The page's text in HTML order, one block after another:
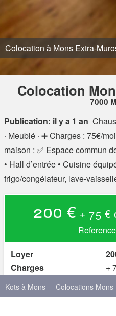
Kots à Mons Colocations Mons
Colocation à Mons Extra-
Colocation
7000
Publication: il y a 1 an
∙ Meublé ∙ ➕ Charges : 75€/
maison : ✅ Espace commun
• Hall d’entrée • Cuisine
frigo/congélateur, lave-
200 €+ 75 €
Loyer
Charges
+